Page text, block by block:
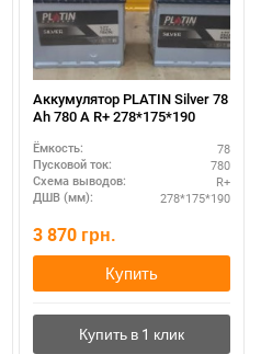
Аккумулятор PLATIN Silver 78
Ah 780 A R+ 278*175*190
Ёмкость: 78
Пусковой ток: 780
Схема выводов: R+
ДШВ (мм): 278*175*190
3 870 грн.
Купить